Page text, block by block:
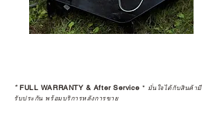
*FULL WARRANTY & After Service * มั่นใจได้กับสินค้ามี
รับประกัน พร้อมบริการหลังการขาย